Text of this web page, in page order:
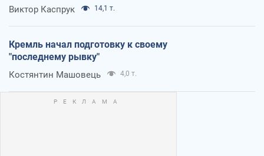
Виктор Каспрук 14,1 т.
Кремль начал подготовку к своему
"последнему рывку"
Костянтин Машовець 4,0 т.